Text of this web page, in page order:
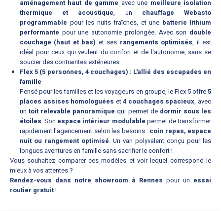
aménagement haut de gamme avec une meilleure isolation
thermique et acoustique, un chauffage Webasto
programmable pour les nuits fraîches, et une batterie lithium
performante pour une autonomie prolongée. Avec son double
couchage (haut et bas) et ses rangements optimisés, il est
idéal pour ceux qui veulent du confort et de l'autonomie, sans se
soucier des contraintes extérieures.
Flex 5 (5 personnes, 4 couchages) : L'allié des escapades en
famille
Pensé pour les familles et les voyageurs en groupe, le Flex 5 offre5
places assises homologuées et4 couchages spacieux, avec
untoit relevable panoramique qui permet de dormir sous les
étoiles. Son espace intérieur modulable permet de transformer
rapidement l'agencement selon les besoins : coin repas, espace
nuit ou rangement optimisé. Un van polyvalent conçu pour les
longues aventures en famille sans sacrifier le confort !
Vous souhaitez comparer ces modèles et voir lequel correspond le
mieux à vos attentes ?
Rendez-vous dans notre showroom à Rennes pour un essai
routier gratuit!